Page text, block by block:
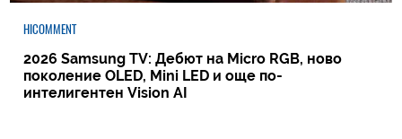
HICOMMENT
2026 Samsung TV: Дебют на Micro RGB, ново
поколение OLED, Mini LED и още по-
интелигентен Vision AI